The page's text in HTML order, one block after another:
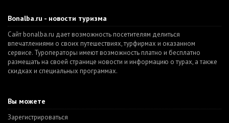
Bonalba.ru - новости туризма
Сайт bonalba.ru дает возможность посетителям делиться
впечатлениями о своих путешествиях, турфирмах и оказанном
сервисе. Туроператоры имеют возможность платно и бесплатно
размещать на своей странице новости и информацию о турах, а также
скидках и специальных программах.
Вы можете
Зарегистрироваться